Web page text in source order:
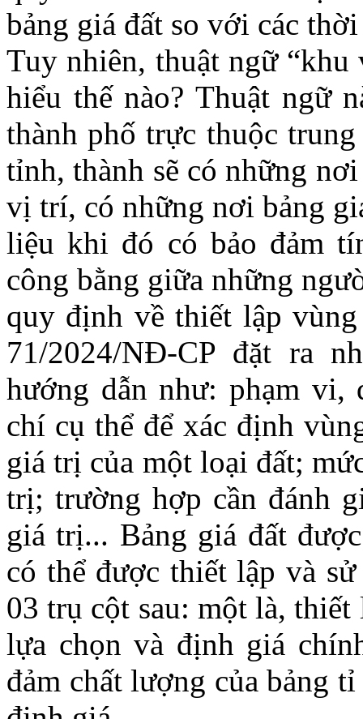
bảng giá đất so với các
Tuy nhiên, thuật ngữ
hiểu thế nào? Thuật ngữ
thành phố trực thuộc
tỉnh, thành sẽ có những
vị trí, có những nơi bảng
liệu khi đó có bảo đảm
công bằng giữa những
quy định về thiết lập
71/2024/NĐ-CP đặt ra
hướng dẫn như: phạm
chí cụ thể để xác định
giá trị của một loại đất;
trị; trường hợp cần đánh
giá trị... Bảng giá đất
có thể được thiết lập và
03 trụ cột sau: một là,
lựa chọn và định giá
đảm chất lượng của bảng